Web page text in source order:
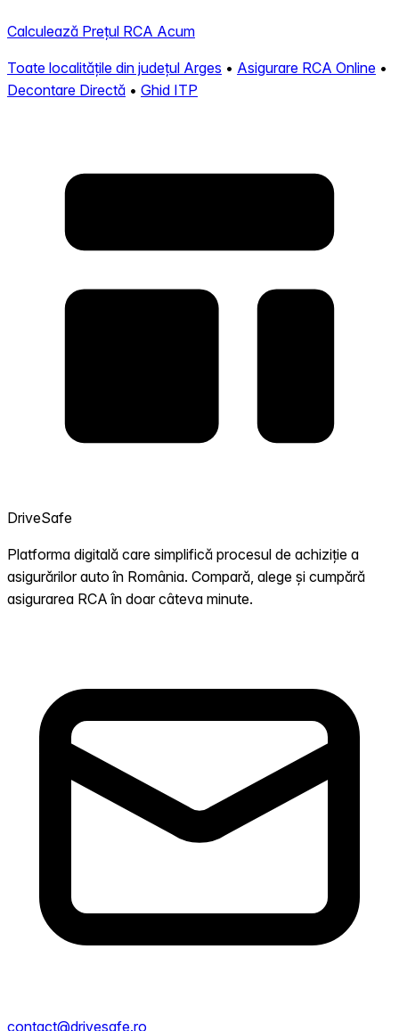
Calculează Prețul RCA Acum
Toate localitățile din județul Arges • Asigurare RCA Online •
Decontare Directă • Ghid ITP
DriveSafe
Platforma digitală care simplifică procesul de achiziție a
asigurărilor auto în România. Compară, alege și cumpără
asigurarea RCA în doar câteva minute.
contact@drivesafe.ro